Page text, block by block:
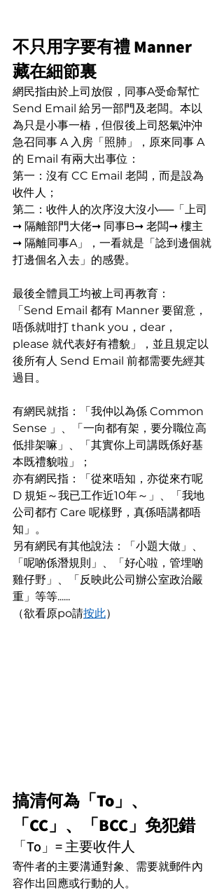
不只用字要有禮 Manner
藏在細節裏
網民指由於上司放假，同事A受命幫忙
Send Email 給另一部門及老闆。本以
為只是小事一樁，但假後上司怒氣沖沖
急召同事 A 入房「照肺」，原來同事 A
的 Email 有兩大出事位：
第一：沒有 CC Email 老闆，而是設為
收件人；
第二：收件人的次序沒大沒小──「上司
➞ 隔離部門大佬➞ 同事B➞ 老闆➞ 樓主
➞ 隔離同事A」，一看就是「諗到邊個就
打邊個名入去」的感覺。
最後全體員工均被上司再教育：
「Send Email 都有 Manner 要留意，
唔係就咁打 thank you，dear，
please 就代表好有禮貌」，並且規定以
後所有人 Send Email 前都需要先經其
過目。
有網民就指：「我仲以為係 Common
Sense 」、「一向都有架，要分職位高
低排架嘛」、「其實你上司講既係好基
本既禮貌啦」；
亦有網民指：「從來唔知，亦從來冇呢
D 規矩～我已工作近10年～」、「我地
公司都冇 Care 呢樣野，真係唔講都唔
知」。
另有網民有其他說法：「小題大做」、
「呢啲係潛規則」、「好心啦，管埋啲
雞仔野」、「反映此公司辦公室政治嚴
重」等等......
（欲看原po請按此）
搞清何為「To」、
「CC」、「BCC」免犯錯
「To」= 主要收件人
寄件者的主要溝通對象、需要就郵件內
容作出回應或行動的人。